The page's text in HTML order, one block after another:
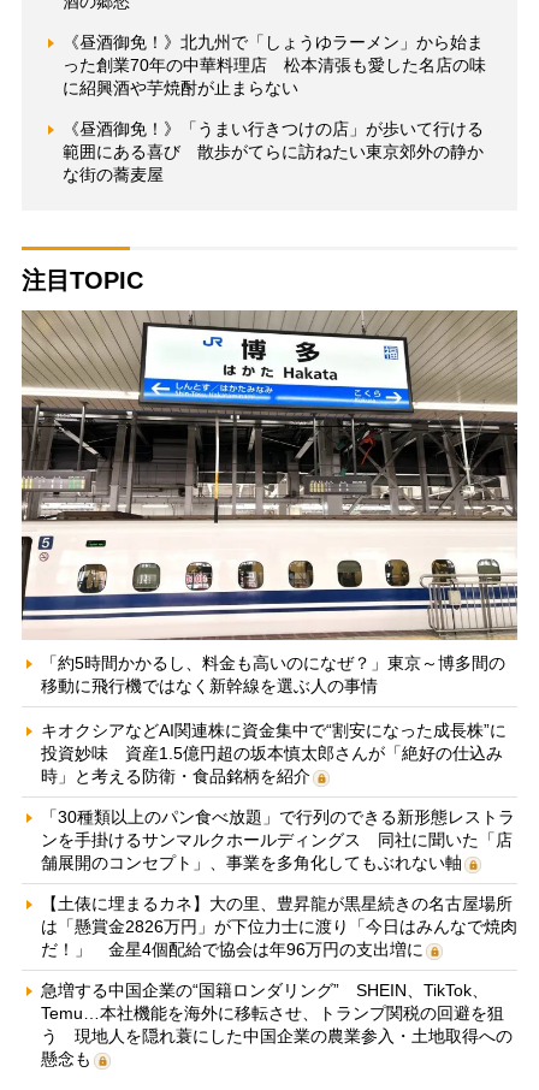
《昼酒御免！》北九州で「しょうゆラーメン」から始ま
った創業70年の中華料理店 松本清張も愛した名店の味
に紹興酒や芋焼酎が止まらない
《昼酒御免！》「うまい行きつけの店」が歩いて行ける
範囲にある喜び 散歩がてらに訪ねたい東京郊外の静か
な街の蕎麦屋
注目TOPIC
「約5時間かかるし、料金も高いのになぜ？」東京～博多間の
移動に飛行機ではなく新幹線を選ぶ人の事情
キオクシアなどAI関連株に資金集中で“割安になった成長株”に
投資妙味 資産1.5億円超の坂本慎太郎さんが「絶好の仕込み
時」と考える防衛・食品銘柄を紹介
「30種類以上のパン食べ放題」で行列のできる新形態レストラ
ンを手掛けるサンマルクホールディングス 同社に聞いた「店
舗展開のコンセプト」、事業を多角化してもぶれない軸
【土俵に埋まるカネ】大の里、豊昇龍が黒星続きの名古屋場所
は「懸賞金2826万円」が下位力士に渡り「今日はみんなで焼肉
だ！」 金星4個配給で協会は年96万円の支出増に
急増する中国企業の“国籍ロンダリング” SHEIN、TikTok、
Temu…本社機能を海外に移転させ、トランプ関税の回避を狙
う 現地人を隠れ蓑にした中国企業の農業参入・土地取得への
懸念も